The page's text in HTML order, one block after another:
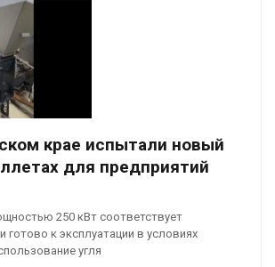
крае испытали новый
для предприятий
250 кВт соответствует
готово к эксплуатации в условиях
угля